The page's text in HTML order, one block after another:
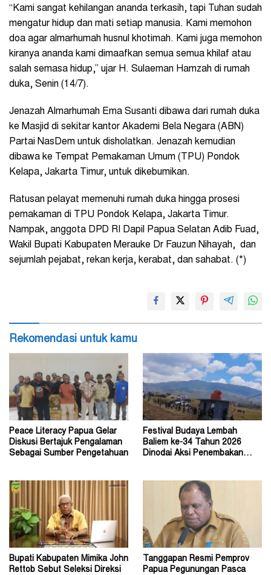
“Kami sangat kehilangan ananda terkasih, tapi Tuhan sudah
mengatur hidup dan mati setiap manusia. Kami memohon
doa agar almarhumah husnul khotimah. Kami juga memohon
kiranya ananda kami dimaafkan semua semua khilaf atau
salah semasa hidup,” ujar H. Sulaeman Hamzah di rumah
duka, Senin (14/7).
Jenazah Almarhumah Ema Susanti dibawa dari rumah duka
ke Masjid di sekitar kantor Akademi Bela Negara (ABN)
Partai NasDem untuk disholatkan. Jenazah kemudian
dibawa ke Tempat Pemakaman Umum (TPU) Pondok
Kelapa, Jakarta Timur, untuk dikebumikan.
Ratusan pelayat memenuhi rumah duka hingga prosesi
pemakaman di TPU Pondok Kelapa, Jakarta Timur.
Nampak, anggota DPD RI Dapil Papua Selatan Adib Fuad,
Wakil Bupati Kabupaten Merauke Dr Fauzun Nihayah, dan
sejumlah pejabat, rekan kerja, kerabat, dan sahabat. (*)
Rekomendasi untuk kamu
Peace Literacy Papua Gelar
Diskusi Bertajuk Pengalaman
Sebagai Sumber Pengetahuan
Festival Budaya Lembah
Baliem ke-34 Tahun 2026
Dinodai Aksi Penembakan
Bupati Kabupaten Mimika John
Rettob Sebut Seleksi Direksi
Tanggapan Resmi Pemprov
Papua Pegunungan Pasca